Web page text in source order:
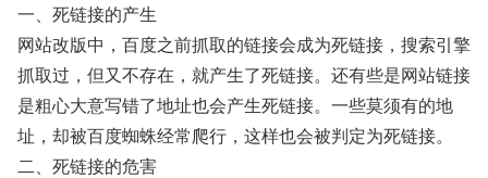
一、死链接的产生
网站改版中，百度之前抓取的链接会成为死链接，搜索引擎
抓取过，但又不存在，就产生了死链接。还有些是网站链接
是粗心大意写错了地址也会产生死链接。一些莫须有的地
址，却被百度蜘蛛经常爬行，这样也会被判定为死链接。
二、死链接的危害